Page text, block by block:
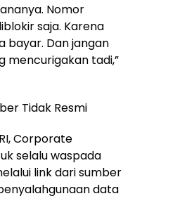
Nomor
saja. Karena
bayar. Dan jangan
mencurigakan tadi,”
Tidak Resmi
Corporate
selalu waspada
link dari sumber
data